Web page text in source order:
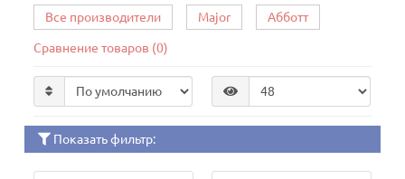
Все производители Major Абботт
Сравнение товаров (0)
Показать фильтр: